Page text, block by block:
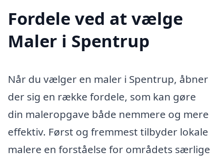
Fordele ved at vælge
Maler i Spentrup
Når du vælger en maler i Spentrup, åbner
der sig en række fordele, som kan gøre
din maleropgave både nemmere og mere
effektiv. Først og fremmest tilbyder lokale
malere en forståelse for områdets særlige